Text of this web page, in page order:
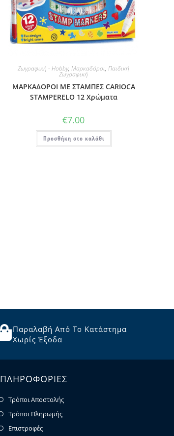
Ζωγραφική - Hobby,Μαρκαδόροι,Παιδική
Ζωγραφική
ΜΑΡΚΑΔΟΡΟΙ ΜΕ ΣΤΑΜΠΕΣ CARIOCA
STAMPERELO 12 Χρώματα
€7.00
Προσθήκη στο καλάθι
Παραλαβή Από Το Κατάστημα
Χωρίς Έξοδα
ΠΛΗΡΟΦΟΡΙΕΣ
Τρόποι Αποστολής
Τρόποι Πληρωμής
Επιστροφές